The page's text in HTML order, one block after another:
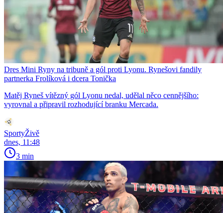
Dres Mini Ryny na tribuně a gól proti Lyonu. Rynešovi fandily
partnerka Frolíková i dcera Tonička
Matěj Ryneš vítězný gól Lyonu nedal, udělal něco cennějšího:
vyrovnal a připravil rozhodující branku Mercada.
SportyŽivě
dnes, 11:48
3 min